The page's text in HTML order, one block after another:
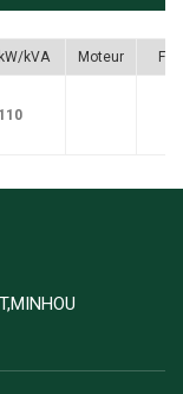
kVA Moteur
110